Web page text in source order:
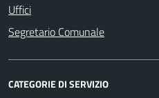
Uffici
Segretario Comunale
CATEGORIE DI SERVIZIO